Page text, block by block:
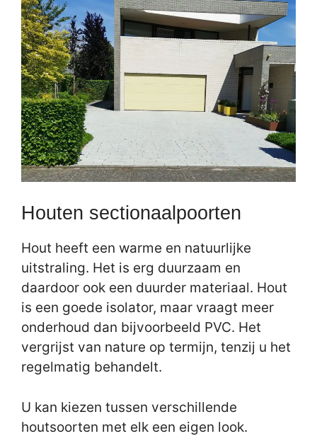
Houten sectionaalpoorten
Hout heeft een warme en natuurlijke
uitstraling. Het is erg duurzaam en
daardoor ook een duurder materiaal. Hout
is een goede isolator, maar vraagt meer
onderhoud dan bijvoorbeeld PVC. Het
vergrijst van nature op termijn, tenzij u het
regelmatig behandelt.
U kan kiezen tussen verschillende
houtsoorten met elk een eigen look.